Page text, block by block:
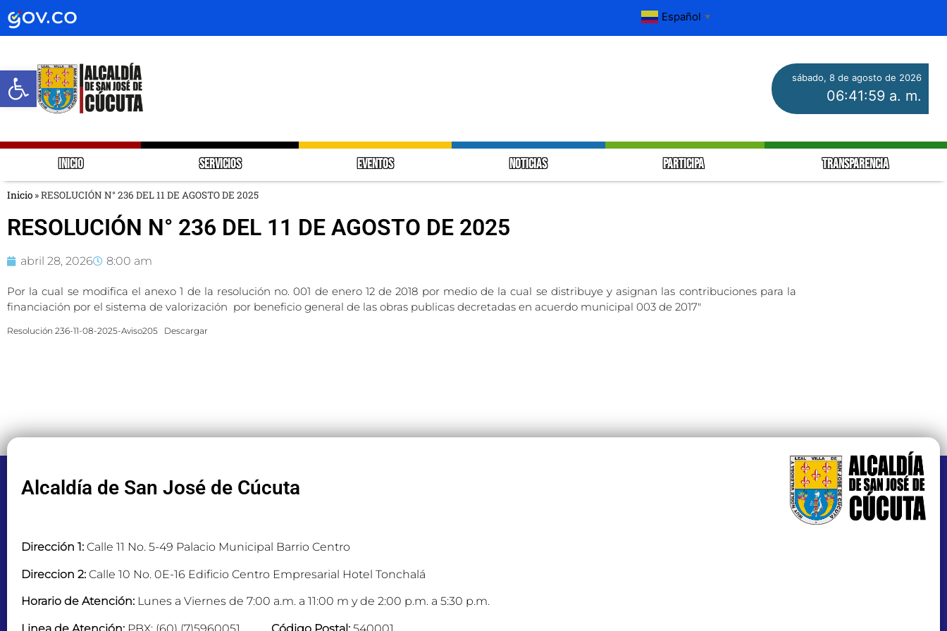
Abrir barra de herramientas
Español ▼
sábado, 8 de agosto de 2026
06:41:59 a. m.
INICIO SERVICIOS EVENTOS NOTICIAS PARTICIPA TRANSPARENCIA
Inicio »RESOLUCIÓN N° 236 DEL 11 DE AGOSTO DE 2025
RESOLUCIÓN N° 236 DEL 11 DE AGOSTO DE 2025
abril 28, 2026 8:00 am
Por la cual se modifica el anexo 1 de la resolución no. 001 de enero 12 de 2018 por medio de la cual se distribuye y asignan las contribuciones para la
financiación por el sistema de valorización por beneficio general de las obras publicas decretadas en acuerdo municipal 003 de 2017″
Resolución 236-11-08-2025-Aviso205 Descargar
Alcaldía de San José de Cúcuta
Dirección 1: Calle 11 No. 5-49 Palacio Municipal Barrio Centro
Direccion 2: Calle 10 No. 0E-16 Edificio Centro Empresarial Hotel Tonchalá
Horario de Atención: Lunes a Viernes de 7:00 a.m. a 11:00 m y de 2:00 p.m. a 5:30 p.m.
Linea de Atención: PBX: (60) (7)5960051 Código Postal: 540001